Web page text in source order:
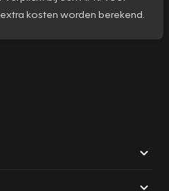
kosten worden berekend.